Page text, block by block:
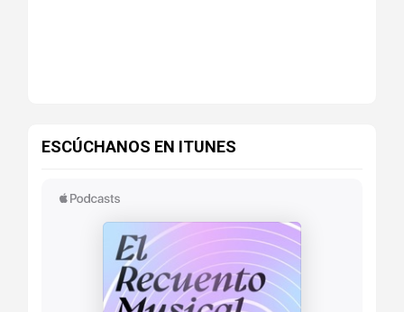
ESCÚCHANOS EN ITUNES